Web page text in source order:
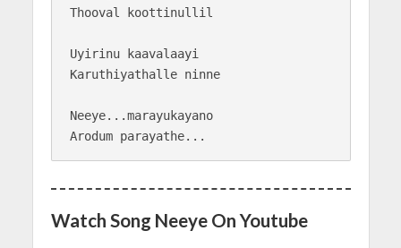
Thooval koottinullil
Uyirinu kaavalaayi
Karuthiyathalle ninne
Neeye...marayukayano
Arodum parayathe...
Watch Song Neeye On Youtube